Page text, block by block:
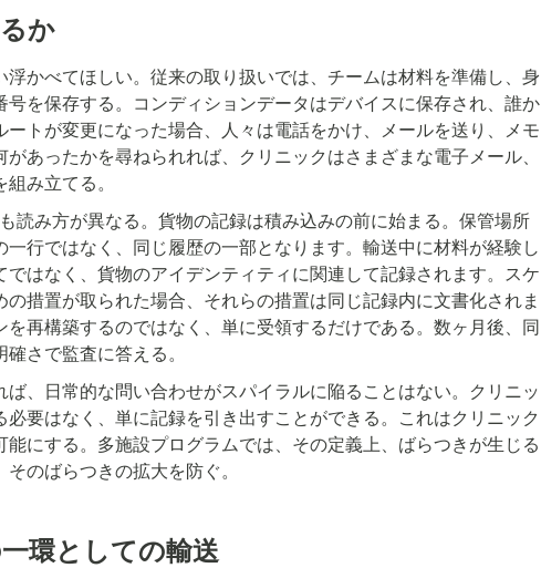
か
かべてほしい。従来の取り扱いでは、チームは材料を準備し、身
を保存する。コンディションデータはデバイスに保存され、誰か
トが変更になった場合、人々は電話をかけ、メールを送り、メモ
あったかを尋ねられれば、クリニックはさまざまな電子メール、
み立てる。
み方が異なる。貨物の記録は積み込みの前に始まる。保管場所
行ではなく、同じ履歴の一部となります。輸送中に材料が経験し
はなく、貨物のアイデンティティに関連して記録されます。スケ
措置が取られた場合、それらの措置は同じ記録内に文書化されま
再構築するのではなく、単に受領するだけである。数ヶ月後、同
さで監査に答える。
、日常的な問い合わせがスパイラルに陥ることはない。クリニッ
要はなく、単に記録を引き出すことができる。これはクリニック
にする。多施設プログラムでは、その定義上、ばらつきが生じる
のばらつきの拡大を防ぐ。
環としての輸送